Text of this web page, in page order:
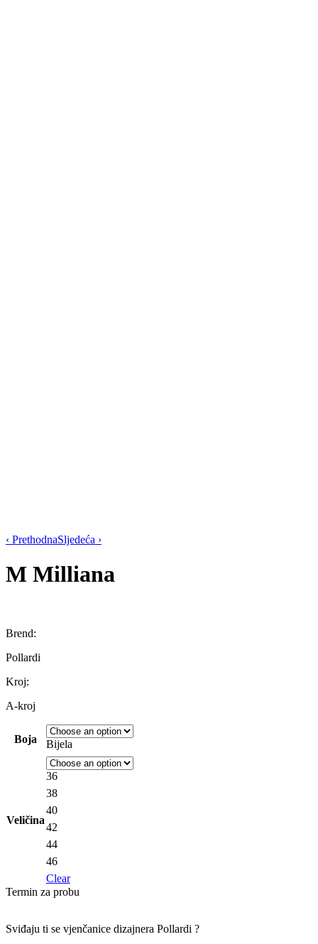
‹ PrethodnaSljedeća ›
M Milliana
Brend:
Pollardi
Kroj:
A-kroj
Boja Bijela
Veličina
36
38
40
42
44
46
Clear
Termin za probu
Sviđaju ti se vjenčanice dizajnera Pollardi ?